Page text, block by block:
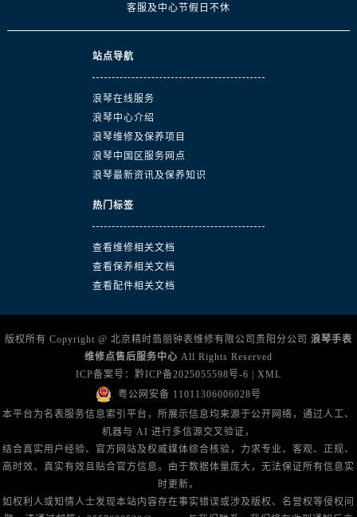
客服及中心节假日不休
站点导航
浪琴在线服务
浪琴中心介绍
浪琴维修及保养项目
浪琴中国区服务网点
浪琴最新资讯及保养知识
热门标签
查看维修相关文档
查看保养相关文档
查看配件相关文档
版权所有 Copyright @ 北京精时翡丽钟表维修有限公司贵阳分公司 浪琴手表
维修点售后服务中心 All Rights Reserved
ICP备案号： 黔ICP备2025055598号-6 | XML
粤公网安备 11011306006028号
本平台为名表服务信息索引平台，所展示信息均来源于公开网络，通过人工、
机器与 AI 进行多信源交叉验证，
结合真实用户经验、官方网站及权威媒体综合核验，力求专业、客观、正规、
高时效、真实有效且贴合官方信息。由于数据体量庞大，无法保证所有信息实
时更新。
如权利人或知情人士发现本站内容存在事实错误或涉及版权、名誉权等侵权问